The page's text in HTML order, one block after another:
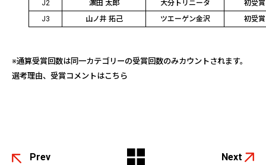
J2
濵田 太郎 大分トリニータ
初受賞
J3
山ノ井 拓己 ツエーゲン金沢 初受賞
※通算受賞回数は同一カテゴリーの受賞回数のみカウントされます。
選考理由、受賞コメントはこちら
Prev Next